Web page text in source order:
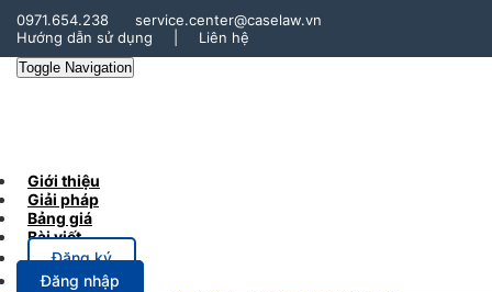
0971.654.238
service.center@caselaw.vn
Hướng dẫn sử dụng
Liên hệ
Toggle Navigation
Giới thiệu
Giải pháp
Bảng giá
Bài viết
Đăng ký
Đăng nhập